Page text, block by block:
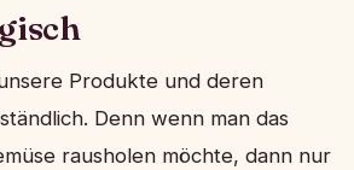
Produkte und deren
Denn wenn man das
rausholen möchte, dann nur